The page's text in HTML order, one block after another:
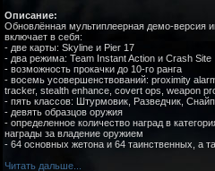
Описание:
Обновлённая мультиплеерная демо-версия
включает в себя:
- две карты: Skyline и Pier 17
- два режима: Team Instant Action и Crash Site
- возможность прокачки до 10-го ранга
- восемь усовершенствований: proximity
tracker, stealth enhance, covert ops, weapon
- пять классов: Штурмовик, Разведчик,
- девять образцов оружия
- определенное количество наград в
награды за владение оружием
- 64 основных жетона и 64 таинственных, а
Читать дальше...